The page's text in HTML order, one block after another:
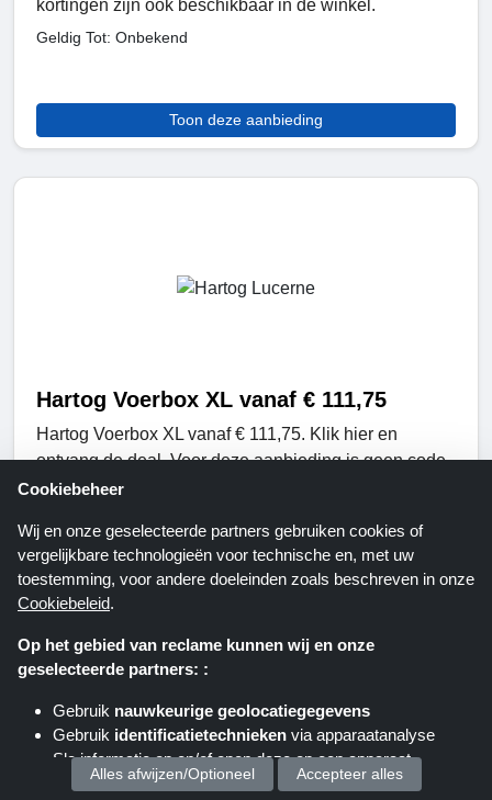
kortingen zijn ook beschikbaar in de winkel.
Geldig Tot: Onbekend
Toon deze aanbieding
Hartog Voerbox XL vanaf € 111,75
Hartog Voerbox XL vanaf € 111,75. Klik hier en
ontvang de deal. Voor deze aanbieding is geen code
vereist. Klik hier en bekijk de winkel en vele andere
Geldig Tot: Onbekend
Cookiebeheer
Wij en onze geselecteerde partners gebruiken cookies of
vergelijkbare technologieën voor technische en, met uw
toestemming, voor andere doeleinden zoals beschreven in onze
Cookiebeleid.
Op het gebied van reclame kunnen wij en onze
geselecteerde partners: :
Gebruik nauwkeurige geolocatiegegevens
Gebruik identificatietechnieken via apparaatanalyse
Sla informatie op en/of open deze op een apparaat
Alles afwijzen/Optioneel Accepteer alles